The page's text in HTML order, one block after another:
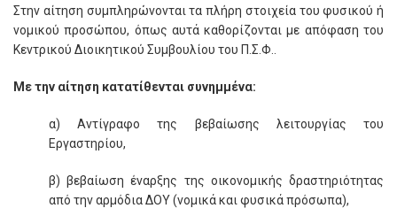
Στην αίτηση συμπληρώνονται τα πλήρη στοιχεία του φυσικού ή
νομικού προσώπου, όπως αυτά καθορίζονται με απόφαση του
Κεντρικού Διοικητικού Συμβουλίου του Π.Σ.Φ..
Με την αίτηση κατατίθενται συνημμένα:
α) Αντίγραφο της βεβαίωσης λειτουργίας του
Εργαστηρίου,
β) βεβαίωση έναρξης της οικονομικής δραστηριότητας
από την αρμόδια ΔΟΥ (νομικά και φυσικά πρόσωπα),